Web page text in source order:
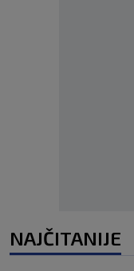
NAJČITANIJE